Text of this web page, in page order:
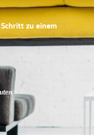
zu einem
.